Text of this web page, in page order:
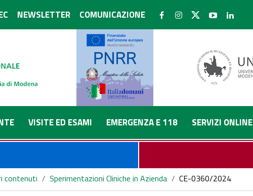
NEWSLETTER COMUNICAZIONE
VISITE ED ESAMI EMERGENZA E 118 SERVIZI ONLINE
contenuti / Sperimentazioni Cliniche in Azienda / CE-0360/2024